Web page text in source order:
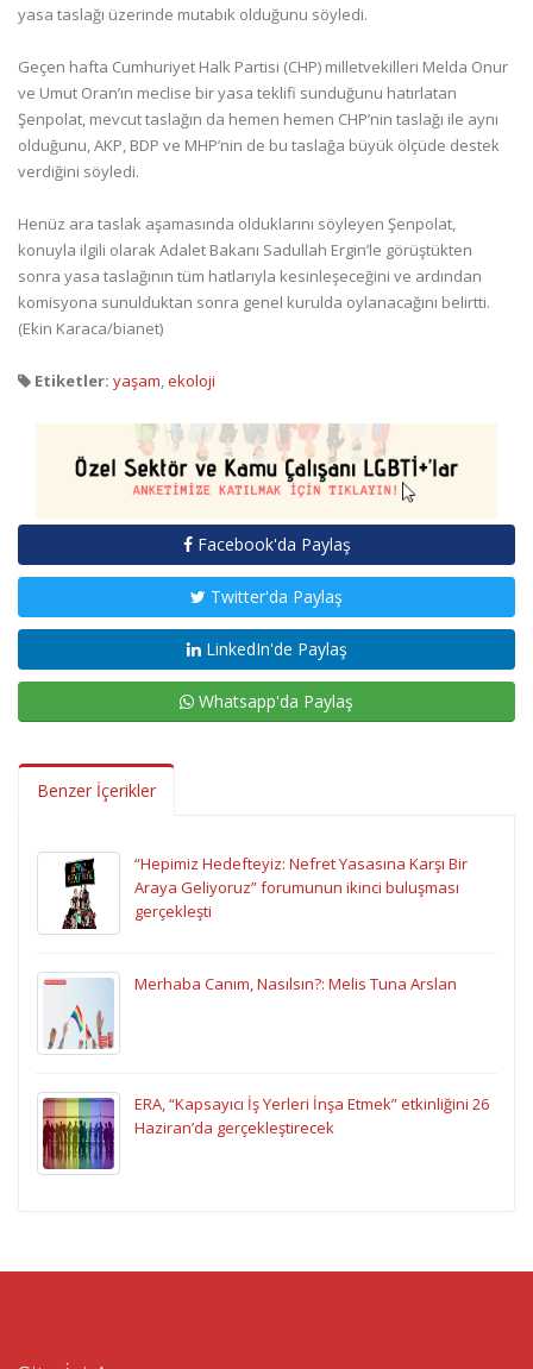
yasa taslağı üzerinde mutabık olduğunu söyledi.
Geçen hafta Cumhuriyet Halk Partisi (CHP) milletvekilleri Melda Onur
ve Umut Oran’ın meclise bir yasa teklifi sunduğunu hatırlatan
Şenpolat, mevcut taslağın da hemen hemen CHP’nin taslağı ile aynı
olduğunu, AKP, BDP ve MHP’nin de bu taslağa büyük ölçüde destek
verdiğini söyledi.
Henüz ara taslak aşamasında olduklarını söyleyen Şenpolat,
konuyla ilgili olarak Adalet Bakanı Sadullah Ergin’le görüştükten
sonra yasa taslağının tüm hatlarıyla kesinleşeceğini ve ardından
komisyona sunulduktan sonra genel kurulda oylanacağını belirtti.
(Ekin Karaca/bianet)
Etiketler: yaşam ekoloji
Facebook'da Paylaş
Twitter'da Paylaş
LinkedIn'de Paylaş
Whatsapp'da Paylaş
Benzer İçerikler
“Hepimiz Hedefteyiz: Nefret Yasasına Karşı Bir
Araya Geliyoruz” forumunun ikinci buluşması
gerçekleşti
Merhaba Canım, Nasılsın?: Melis Tuna Arslan
ERA, “Kapsayıcı İş Yerleri İnşa Etmek” etkinliğini 26
Haziran’da gerçekleştirecek